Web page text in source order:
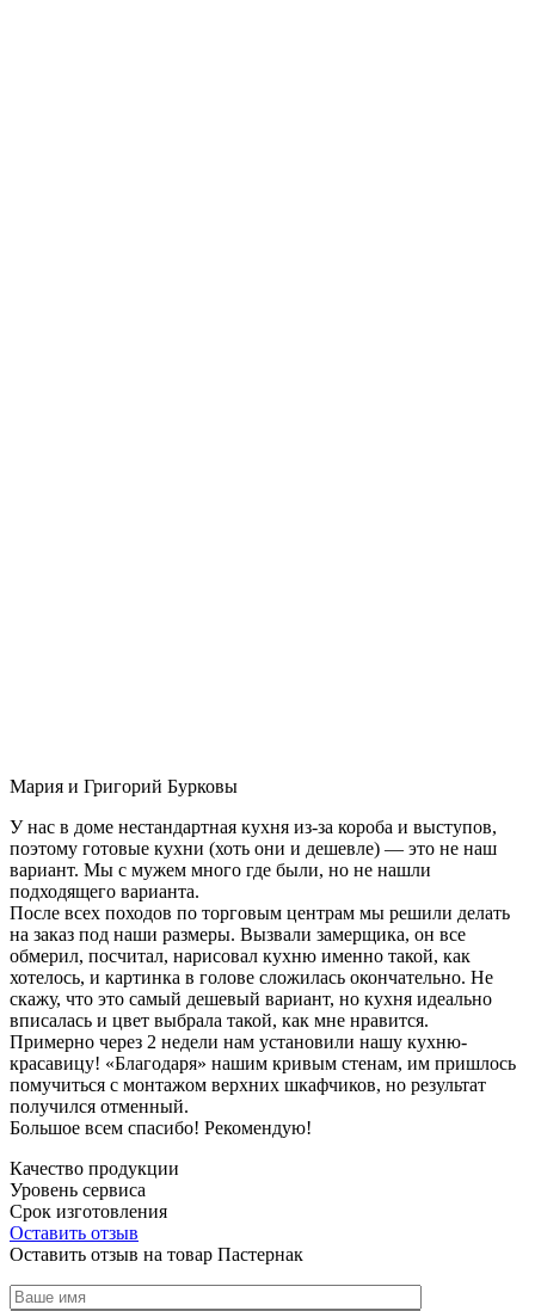
Мария и Григорий Бурковы
У нас в доме нестандартная кухня из-за короба и выступов,
поэтому готовые кухни (хоть они и дешевле) — это не наш
вариант. Мы с мужем много где были, но не нашли
подходящего варианта.
После всех походов по торговым центрам мы решили делать
на заказ под наши размеры. Вызвали замерщика, он все
обмерил, посчитал, нарисовал кухню именно такой, как
хотелось, и картинка в голове сложилась окончательно. Не
скажу, что это самый дешевый вариант, но кухня идеально
вписалась и цвет выбрала такой, как мне нравится.
Примерно через 2 недели нам установили нашу кухню-
красавицу! «Благодаря» нашим кривым стенам, им пришлось
помучиться с монтажом верхних шкафчиков, но результат
получился отменный.
Большое всем спасибо! Рекомендую!
Качество продукции
Уровень сервиса
Срок изготовления
Оставить отзыв
Оставить отзыв на товар Пастернак